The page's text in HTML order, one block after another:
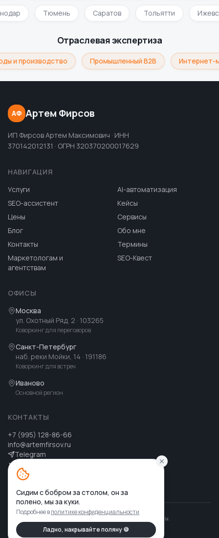
Тюмень Саратов Тольятти
Отраслевая экспертиза
и производство Промышленный B2B Интернет-
АФ Артем Фирсов
ИП Фирсов Артем Максимович · ИНН
370142012131 · ОГРН 320370200017629
НАВИГАЦИЯ
Услуги
AI-автоматизация
SEO-ассистент
Кейсы
Цены
Сервисы
Блог
Обо мне
Контакты
Термины
Маркетологам и
агентствам
SEO-Квест
ОФИСЫ
Москва
ул. Охотный Ряд, 2 · 103265
Коворкинг для переговоров
Санкт-Петербург
наб. реки Мойки, 14 · 191186
Коворкинг для встреч
Иваново
Основной регион
КОНТАКТЫ
+7 (995) 128-86-66
info@artemfirsov.ru
Telegram
MAX MAX
Артем Фирсов
Все права защищены.
Политика конфиденциальности
Сидим с бобром за столом, он за
полено, мы за куки.
Подробнее вполитике конфиденциальности
Ладно, накрывайте поляну 🍪